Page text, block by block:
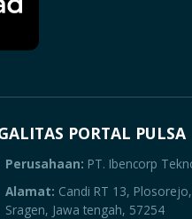
PORTAL PULSA
Perusahaan: PT. Ibencorp
Alamat: Candi RT 13,
Sragen, Jawa tengah, 57254